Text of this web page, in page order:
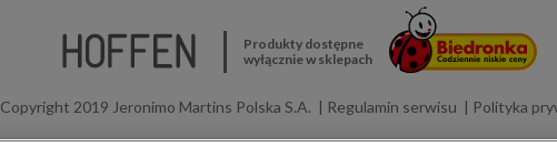
Produkty dostępne
wyłącznie w sklepach
Copyright 2019 Jeronimo Martins Polska S.A. Regulamin serwisu Polityka